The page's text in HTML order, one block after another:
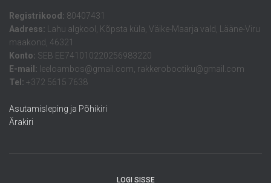
Registrikood: 80407431
Aadress: Lahu algkool, Kõpsta küla, Väike-Maarja vald, Lääne-Viru
maakond, 46321
Konto: SEB EE741010220256983220
E-mail: leeloambos@gmail.com, rakkerobootiku@gmail.com
Tel: +372 5615 7638
Asutamisleping ja Põhikiri
Ärakiri
LOGI SISSE